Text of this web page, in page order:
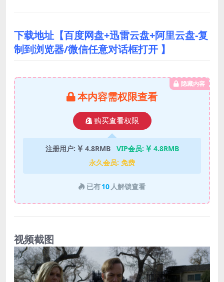
下载地址【百度网盘+迅雷云盘+阿里云盘-复
制到浏览器/微信任意对话框打开 】
隐藏内容
本内容需权限查看
购买查看权限
注册用户: 4.8RMB VIP会员:
4.8RMB
永久会员: 免费
已有10 人解锁查看
视频截图